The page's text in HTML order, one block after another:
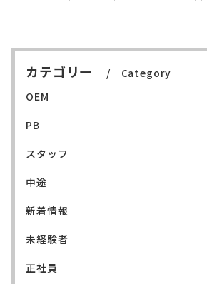
カテゴリー
Category
OEM
PB
スタッフ
中途
新着情報
未経験者
正社員